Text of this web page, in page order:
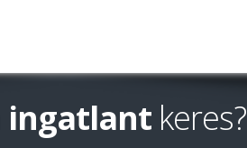
ingatlant keres?